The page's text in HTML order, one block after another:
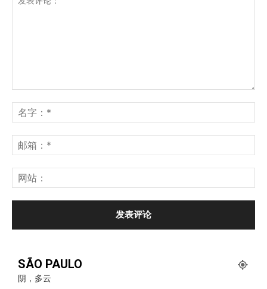
SÃO PAULO
阴，多云